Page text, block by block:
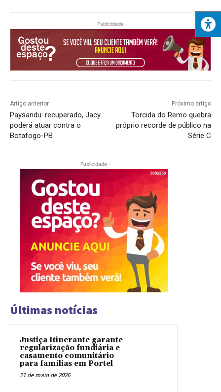
- Publicidade -
Artigo anterior
Paysandu: recuperado, Jacy
poderá atuar contra o
Botafogo-PB
Próximo artigo
Torcida do Remo quebra
próprio recorde de público na
Série C
- Publicidade -
Últimas notícias
Justiça Itinerante garante
regularização fundiária e
casamento comunitário
para famílias em Portel
21 de maio de 2026